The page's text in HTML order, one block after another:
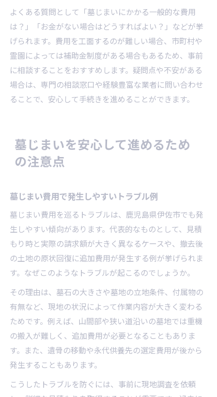
よくある質問として「墓じまいにかかる一般的な費用
は？」「お金がない場合はどうすればよい？」などが挙
げられます。費用を工面するのが難しい場合、市町村や
霊園によっては補助金制度がある場合もあるため、事前
に相談することをおすすめします。疑問点や不安がある
場合は、専門の相談窓口や経験豊富な業者に問い合わせ
ることで、安心して手続きを進めることができます。
墓じまいを安心して進めるため
の注意点
墓じまい費用で発生しやすいトラブル例
墓じまい費用を巡るトラブルは、鹿児島県伊佐市でも発
生しやすい傾向があります。代表的なものとして、見積
もり時と実際の請求額が大きく異なるケースや、撤去後
の土地の原状回復に追加費用が発生する例が挙げられま
す。なぜこのようなトラブルが起こるのでしょうか。
その理由は、墓石の大きさや墓地の立地条件、付属物の
有無など、現地の状況によって作業内容が大きく変わる
ためです。例えば、山間部や狭い道沿いの墓地では重機
の搬入が難しく、追加費用が必要となることもありま
す。また、遺骨の移動や永代供養先の選定費用が後から
発生することもあります。
こうしたトラブルを防ぐには、事前に現地調査を依頼